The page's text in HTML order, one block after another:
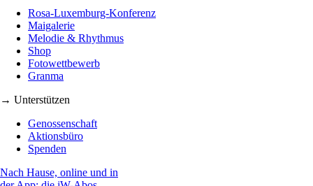
Rosa-Luxemburg-Konferenz
Maigalerie
Melodie & Rhythmus
Shop
Fotowettbewerb
Granma
→ Unterstützen
Genossenschaft
Aktionsbüro
Spenden
Nach Hause, online und in